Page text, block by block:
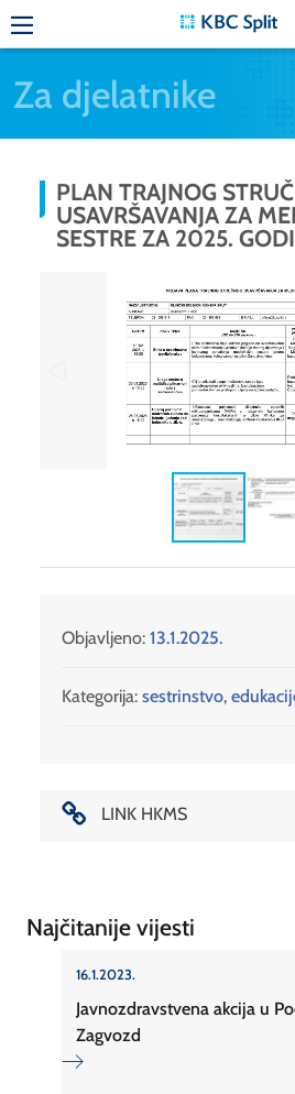
Za djelatnike
PLAN TRAJNOG
USAVRŠAVANJA ZA
SESTRE ZA 2025.
Objavljeno: 13.1.2025.
Kategorija: sestrinstvo,
LINK HKMS
Najčitanije vijesti
16.1.2023.
Javnozdravstvena akcija u
Zagvozd